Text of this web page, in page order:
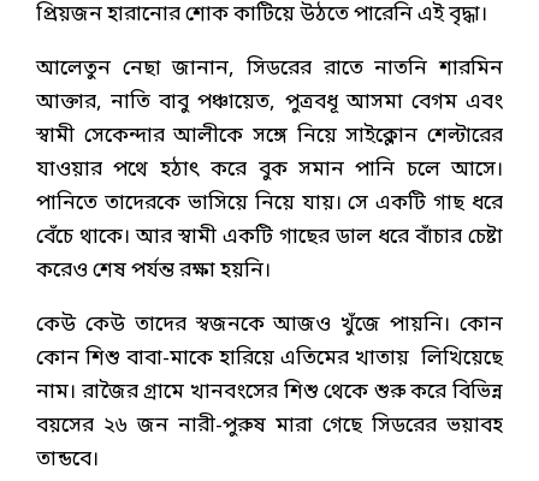
প্রিয়জন হারানোর শোক কাটিয়ে উঠতে পারেনি এই বৃদ্ধা।
আলেতুন নেছা জানান, সিডরের রাতে নাতনি শারমিন
আক্তার, নাতি বাবু পঞ্চায়েত, পুত্রবধূ আসমা বেগম এবং
স্বামী সেকেন্দার আলীকে সঙ্গে নিয়ে সাইক্লোন শেল্টারের
যাওয়ার পথে হঠাৎ করে বুক সমান পানি চলে আসে।
পানিতে তাদেরকে ভাসিয়ে নিয়ে যায়। সে একটি গাছ ধরে
বেঁচে থাকে। আর স্বামী একটি গাছের ডাল ধরে বাঁচার চেষ্টা
করেও শেষ পর্যন্ত রক্ষা হয়নি।
কেউ কেউ তাদের স্বজনকে আজও খুঁজে পায়নি। কোন
কোন শিশু বাবা-মাকে হারিয়ে এতিমের খাতায় লিখিয়েছে
নাম। রাজৈর গ্রামে খানবংসের শিশু থেকে শুরু করে বিভিন্ন
বয়সের ২৬ জন নারী-পুরুষ মারা গেছে সিডরের ভয়াবহ
তান্ডবে।